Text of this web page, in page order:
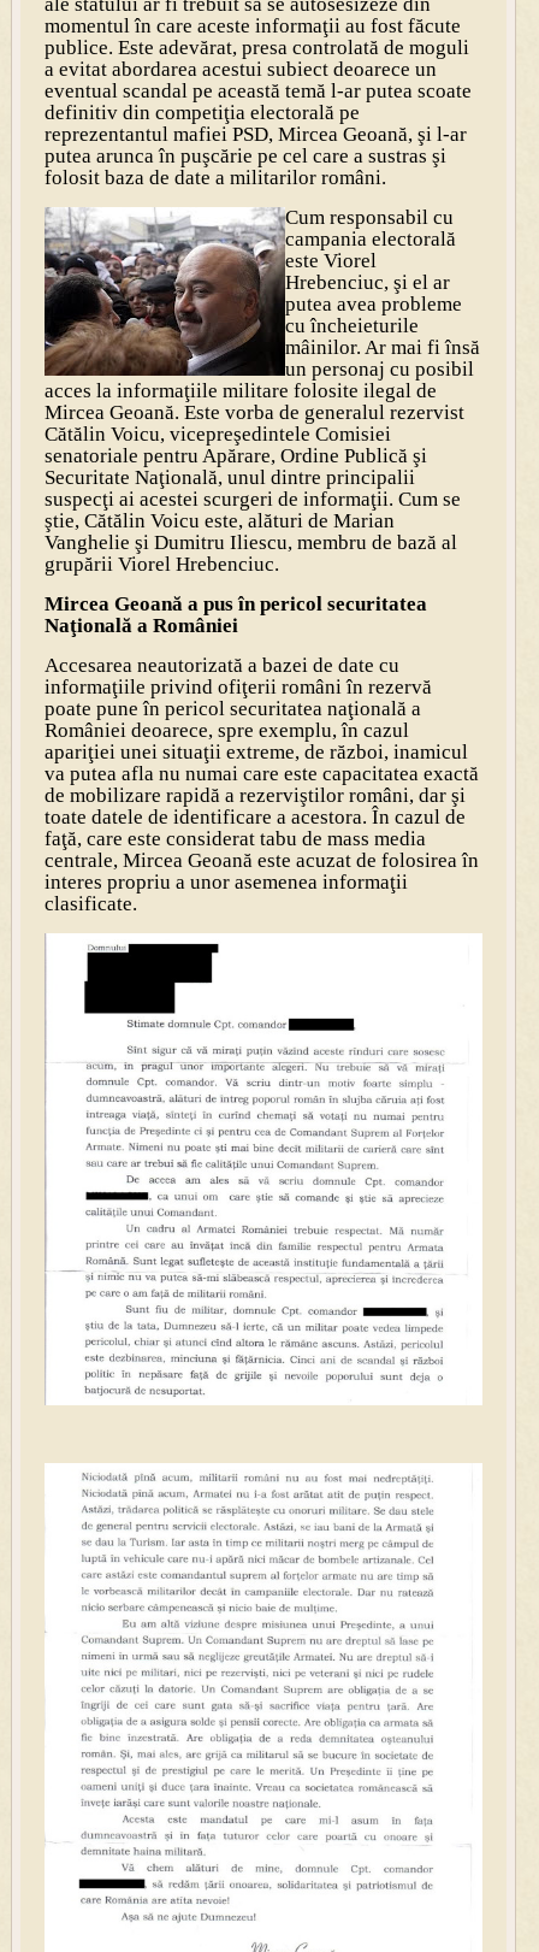
momentul în care aceste informaţii au fost făcute
publice. Este adevărat, presa controlată de moguli
a evitat abordarea acestui subiect deoarece un
eventual scandal pe această temă l-ar putea scoate
definitiv din competiţia electorală pe
reprezentantul mafiei PSD, Mircea Geoană, şi l-ar
putea arunca în puşcărie pe cel care a sustras şi
folosit baza de date a militarilor români.
Cum responsabil cu
campania electorală
este Viorel
Hrebenciuc, şi el ar
putea avea probleme
cu încheieturile
mâinilor. Ar mai fi însă
un personaj cu posibil
acces la informaţiile militare folosite ilegal de
Mircea Geoană. Este vorba de generalul rezervist
Cătălin Voicu, vicepreşedintele Comisiei
senatoriale pentru Apărare, Ordine Publică şi
Securitate Naţională, unul dintre principalii
suspecţi ai acestei scurgeri de informaţii. Cum se
ştie, Cătălin Voicu este, alături de Marian
Vanghelie şi Dumitru Iliescu, membru de bază al
grupării Viorel Hrebenciuc.
Mircea Geoană a pus în pericol securitatea
Naţională a României
Accesarea neautorizată a bazei de date cu
informaţiile privind ofiţerii români în rezervă
poate pune în pericol securitatea naţională a
României deoarece, spre exemplu, în cazul
apariţiei unei situaţii extreme, de război, inamicul
va putea afla nu numai care este capacitatea exactă
de mobilizare rapidă a rezerviştilor români, dar şi
toate datele de identificare a acestora. În cazul de
faţă, care este considerat tabu de mass media
centrale, Mircea Geoană este acuzat de folosirea în
interes propriu a unor asemenea informaţii
clasificate.